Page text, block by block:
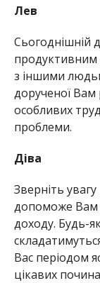
Лев
Сьогоднішній
продуктивним
з іншими
дорученої Вам
особливих
проблеми.
Діва
Зверніть увагу
допоможе Вам
доходу. Будь-
Вас періодом
цікавих